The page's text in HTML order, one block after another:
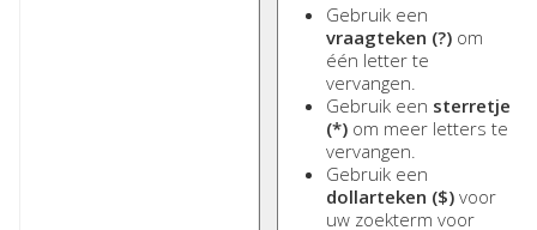
Gebruik een
vraagteken (?) om
één letter te
vervangen.
Gebruik een sterretje
(*) om meer letters te
vervangen.
Gebruik een
dollarteken ($) voor
uw zoekterm voor